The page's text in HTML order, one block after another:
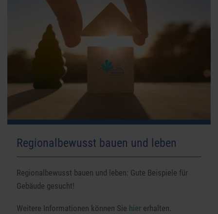
Regionalbewusst bauen und leben
Regionalbewusst bauen und leben: Gute Beispiele für
Gebäude gesucht!
Weitere Informationen können Sie hier erhalten.